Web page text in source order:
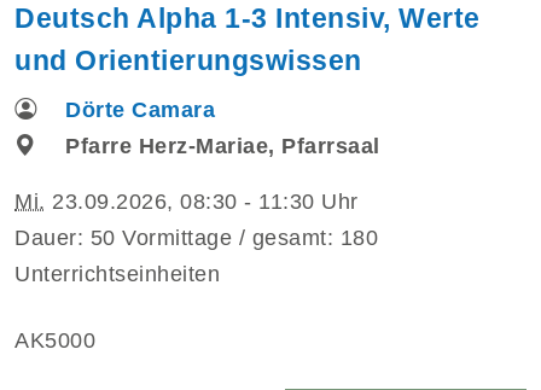
Deutsch Alpha 1-3 Intensiv, Werte
und Orientierungswissen
Dörte Camara
Pfarre Herz-Mariae, Pfarrsaal
Mi. 23.09.2026, 08:30 - 11:30 Uhr
Dauer: 50 Vormittage / gesamt: 180
Unterrichtseinheiten
AK5000